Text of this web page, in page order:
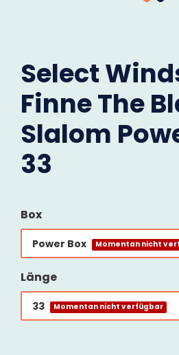
Select
Finne The
Slalom
33
Box
Power Box Momentan nicht
Länge
33 Momentan nicht verfügbar